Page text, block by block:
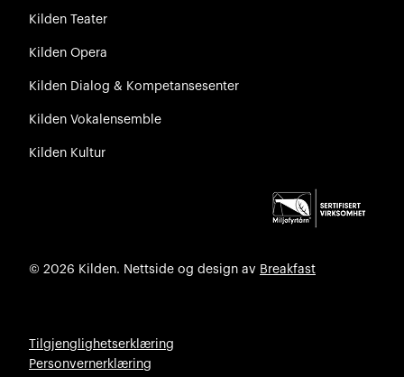
Kilden Teater
Kilden Opera
Kilden Dialog & Kompetansesenter
Kilden Vokalensemble
Kilden Kultur
© 2026 Kilden. Nettside og design av Breakfast
Tilgjenglighetserklæring
Personvernerklæring